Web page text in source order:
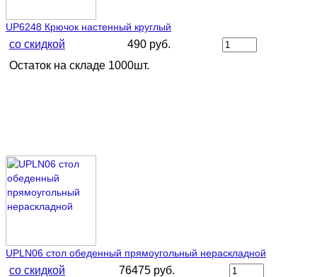
UP6248 Крючок настенный круглый
со скидкой
490 руб.
Остаток на складе 1000шт.
UPLN06 стол обеденный прямоугольный нераскладной
со скидкой
76475 руб.